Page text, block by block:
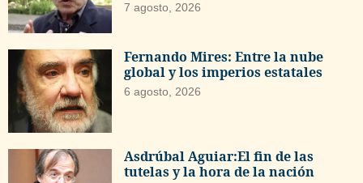
7 agosto, 2026
Fernando Mires: Entre la nube
global y los imperios estatales
6 agosto, 2026
Asdrúbal Aguiar:El fin de las
tutelas y la hora de la nación